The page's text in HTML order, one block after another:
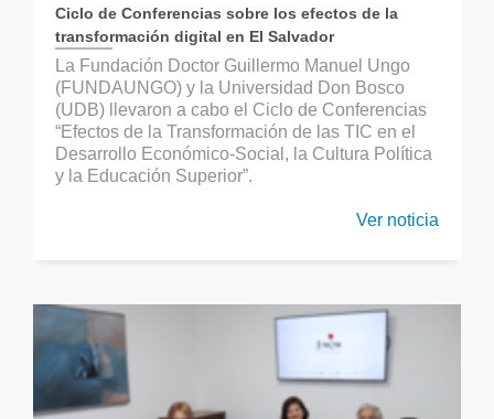
Ciclo de Conferencias sobre los efectos de la
transformación digital en El Salvador
La Fundación Doctor Guillermo Manuel Ungo
(FUNDAUNGO) y la Universidad Don Bosco
(UDB) llevaron a cabo el Ciclo de Conferencias
“Efectos de la Transformación de las TIC en el
Desarrollo Económico-Social, la Cultura Política
y la Educación Superior”.
Ver noticia